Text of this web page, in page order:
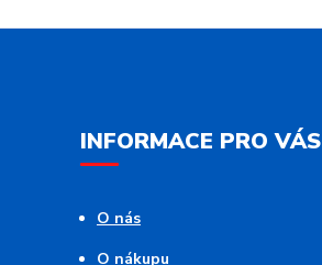
INFORMACE PRO VÁS
O nás
O nákupu